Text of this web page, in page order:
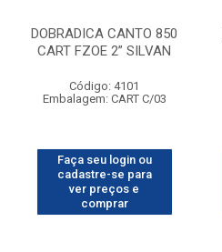
DOBRADICA CANTO 850
CART FZOE 2” SILVAN
Código: 4101
Embalagem: CART C/03
Faça seu login ou
cadastre-se para
ver preços e
comprar